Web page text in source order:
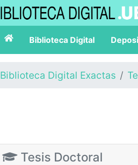
Biblioteca Digital
Biblioteca Digital Exactas
Tesis Doctoral